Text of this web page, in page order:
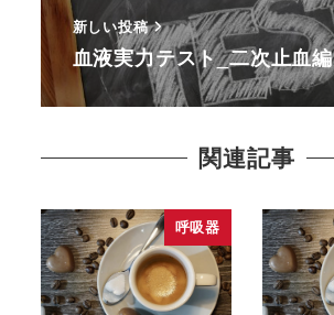
新しい投稿
血液実力テスト_二次止血編
関連記事
呼吸器